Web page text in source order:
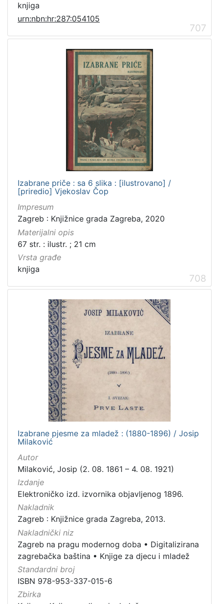
knjiga
urn:nbn:hr:287:054105
707
Izabrane priče : sa 6 slika : [ilustrovano] /
[priredio] Vjekoslav Čop
Impresum
Zagreb : Knjižnice grada Zagreba, 2020
Materijalni opis
67 str. : ilustr. ; 21 cm
Vrsta građe
knjiga
708
Izabrane pjesme za mladež : (1880-1896) / Josip
Milaković
Autor
Milaković, Josip (2. 08. 1861 – 4. 08. 1921)
Izdanje
Elektroničko izd. izvornika objavljenog 1896.
Nakladnik
Zagreb : Knjižnice grada Zagreba, 2013.
Nakladnički niz
Zagreb na pragu modernog doba • Digitalizirana
zagrebačka baština • Knjige za djecu i mladež
Standardni broj
ISBN 978-953-337-015-6
Zbirka